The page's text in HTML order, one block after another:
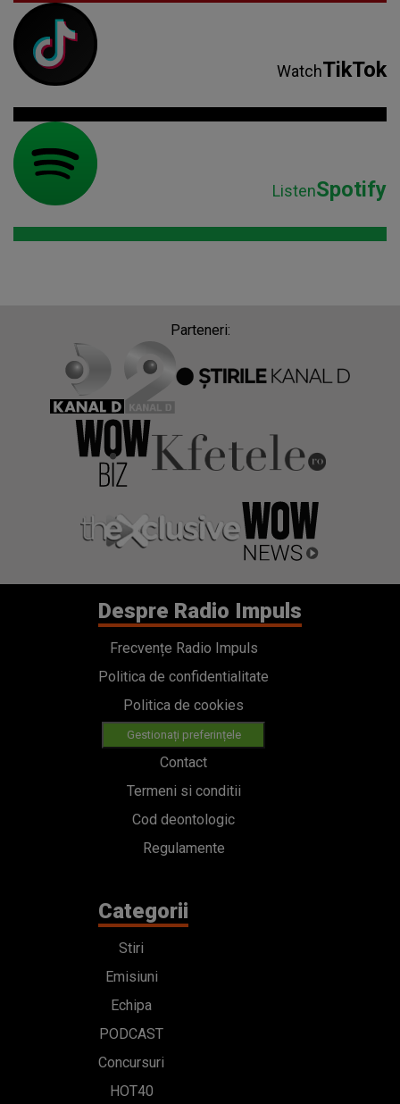
WatchTikTok
ListenSpotify
Parteneri:
Despre Radio Impuls
Frecvențe Radio Impuls
Politica de confidentialitate
Politica de cookies
Gestionați preferințele
Contact
Termeni si conditii
Cod deontologic
Regulamente
Categorii
Stiri
Emisiuni
Echipa
PODCAST
Concursuri
HOT40